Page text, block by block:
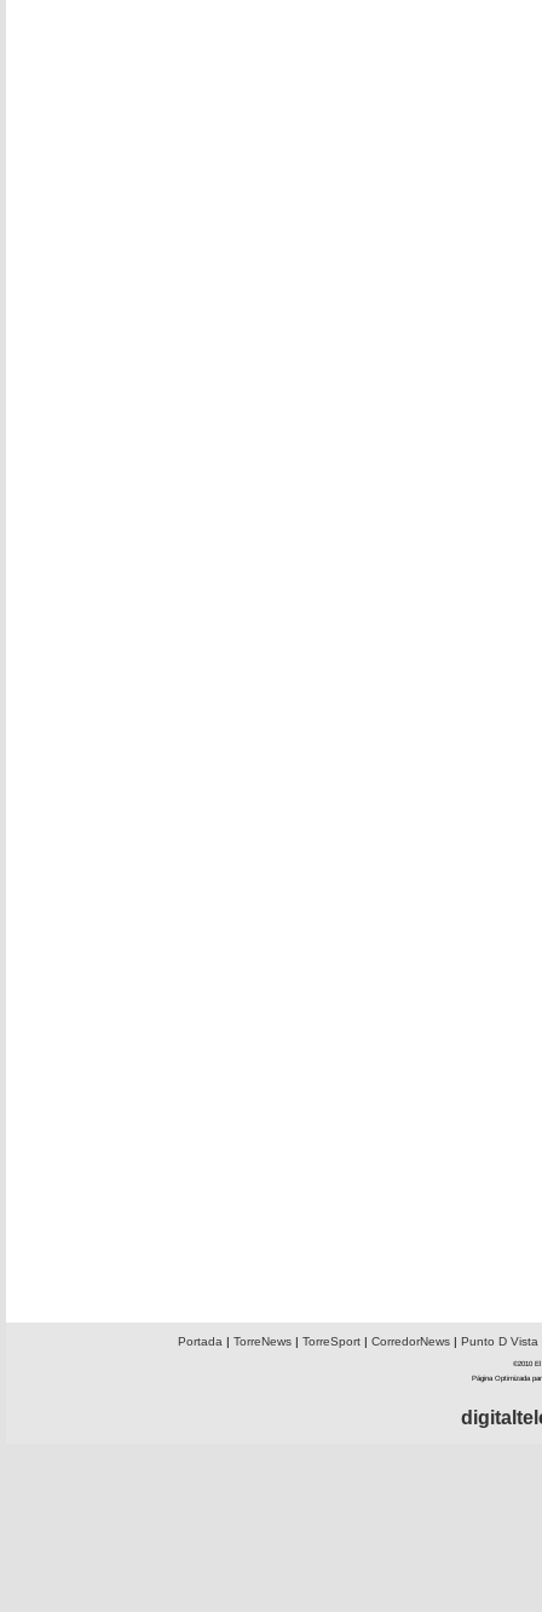
Portada | TorreNews| TorreSport| CorredorNews| Punto D Vista
©2010 El
Página Optimizada